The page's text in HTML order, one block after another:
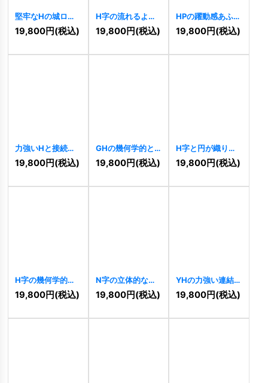
堅牢なHの城ロゴ
[11254]
19,800円(税込)
H字の流れるよう
なコネクトロゴ
11204 ]
19,800円(税込)
HPの躍動感あふれ
る先進的コミュニ
ティロゴ 11196]
19,800円(税込)
力強いHと接続の
ロゴ[11129]
19,800円(税込)
GHの幾何学的と
先進的ロゴ
11053 ]
19,800円(税込)
H字と円が織りな
す幾何学的な結び
つきロゴ 11025]
19,800円(税込)
H字の幾何学的な
折り紙風ロゴ
10431 ]
19,800円(税込)
N字の立体的な連
結ロゴ [10406]
19,800円(税込)
YHの力強い連結ロ
ゴ 10348]
19,800円(税込)